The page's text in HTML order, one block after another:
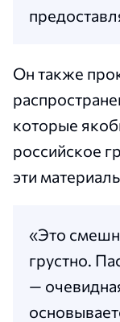
Он также
которые
российское
эти
«Это
грустно.
—